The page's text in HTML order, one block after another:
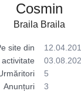
Cosmin
Braila Braila
site din
5
Anunțuri
3